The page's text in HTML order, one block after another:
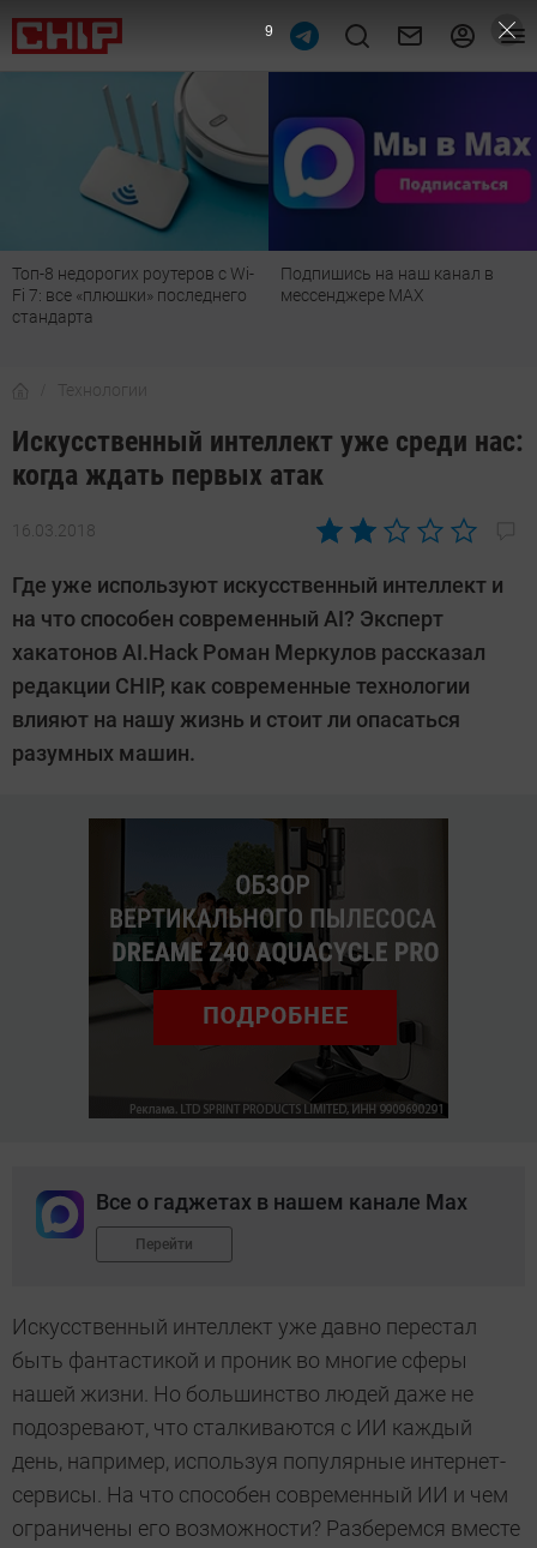
Подпишись на наш канал в
мессенджере МАХ
Рейтинг телевизоров 2026:
лучшие модели для гостиной,
Технологии
Искусственный интеллект уже среди нас:
когда ждать первых атак
16.03.2018
Автор:
Дмитриева
Где уже используют искусственный интеллект и
на что способен современный AI? Эксперт
хакатонов AI.Hack Роман Меркулов рассказал
редакции CHIP, как современные технологии
влияют на нашу жизнь и стоит ли опасаться
разумных машин.
Все о гаджетах в нашем канале Max
Перейти
Искусственный интеллект уже давно перестал
быть фантастикой и проник во многие сферы
нашей жизни. Но большинство людей даже не
подозревают, что сталкиваются с ИИ каждый
день, например, используя популярные интернет-
сервисы. На что способен современный ИИ и чем
ограничены его возможности? Разберемся вместе
7